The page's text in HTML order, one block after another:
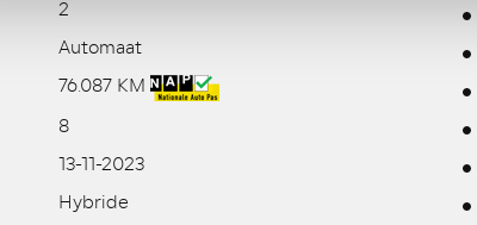
2
Automaat
76.087 KM
8
13-11-2023
Hybride